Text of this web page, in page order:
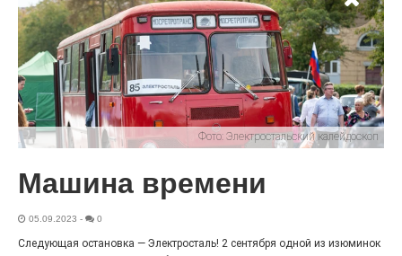
«Районы-кварталы»
путешествуют по городу
Фото: Электростальский калейдоскоп
Машина времени
05.09.2023 - 0
Следующая остановка — Электросталь! 2 сентября одной из изюминок